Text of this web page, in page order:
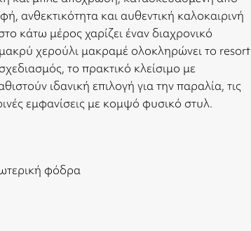
ανθεκτικότητα και αυθεντική καλοκαιρινή
κάτω μέρος χαρίζει έναν διαχρονικό
χερούλι μακραμέ ολοκληρώνει το resort
το πρακτικό κλείσιμο με
ιδανική επιλογή για την παραλία, τις
εμφανίσεις με κομψό φυσικό στυλ.
φόδρα